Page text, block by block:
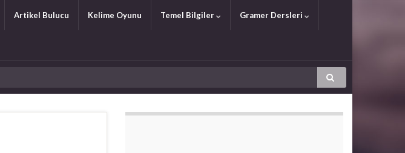
Artikel Bulucu Kelime Oyunu Temel Bilgiler Gramer Dersleri